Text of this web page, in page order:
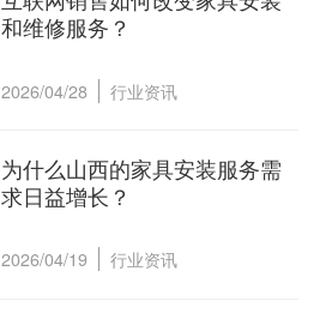
和维修服务？
2026/04/28 行业资讯
为什么山西的家具安装服务需
求日益增长？
2026/04/19 行业资讯